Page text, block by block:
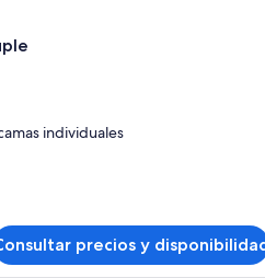
individuales
precios y